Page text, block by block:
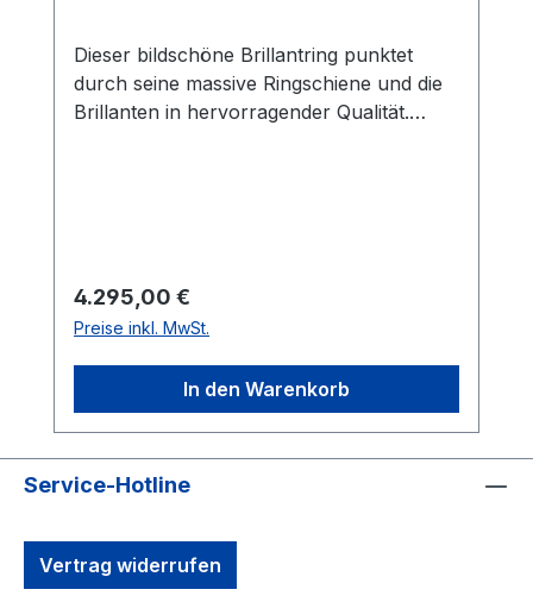
Dieser bildschöne Brillantring punktet
durch seine massive Ringschiene und die
Brillanten in hervorragender Qualität.
Regulärer Preis:
4.295,00 €
Preise inkl. MwSt.
In den Warenkorb
Service-Hotline
Vertrag widerrufen